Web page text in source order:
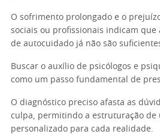
O sofrimento prolongado e o
sociais ou profissionais indicam que
de autocuidado já não são
Buscar o auxílio de psicólogos e
como um passo fundamental de
O diagnóstico preciso afasta as
culpa, permitindo a estruturação de
personalizado para cada realidade.